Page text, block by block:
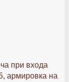
при входа
армировка на